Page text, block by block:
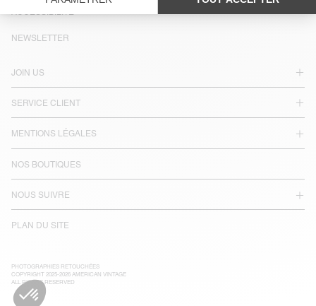
ACCESSIBILITÉ
JOIN US
SERVICE CLIENT
MENTIONS LÉGALES
NOS BOUTIQUES
NOUS SUIVRE
PLAN DU SITE
NEWSLETTER
PHOTOGRAPHIES RETOUCHÉES
COPYRIGHT 2025-2026 AMERICAN VINTAGE
ALL RIGHTS RESERVED